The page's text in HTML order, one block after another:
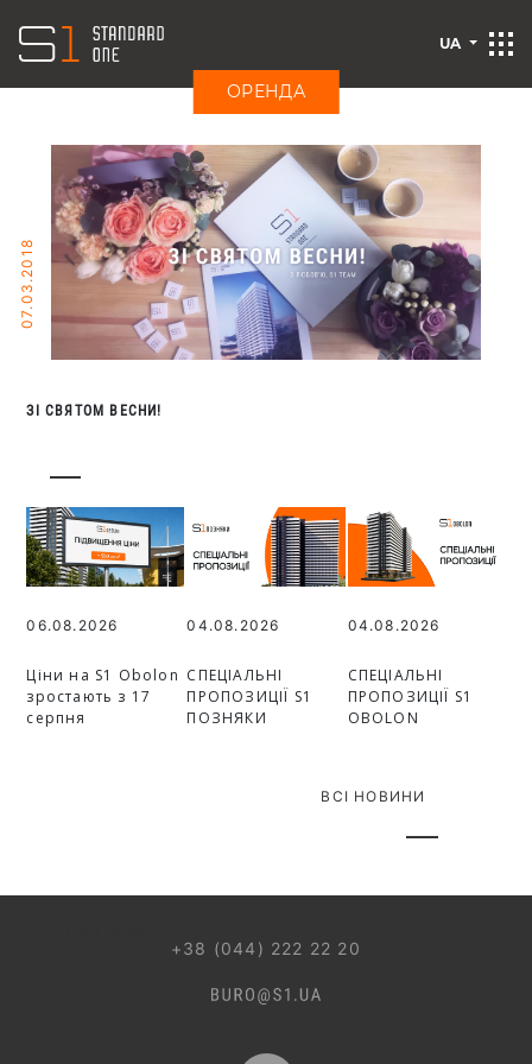
ОРЕНДА
UA
07.03.2018
ЗІ СВЯТОМ ВЕСНИ!
06.08.2026
Ціни на S1 Obolon
зростають з 17
серпня
04.08.2026
СПЕЦІАЛЬНІ
ПРОПОЗИЦІЇ S1
ПОЗНЯКИ
04.08.2026
СПЕЦІАЛЬНІ
ПРОПОЗИЦІЇ S1
OBOLON
ВСІ НОВИНИ
+38 (044) 222 22 20